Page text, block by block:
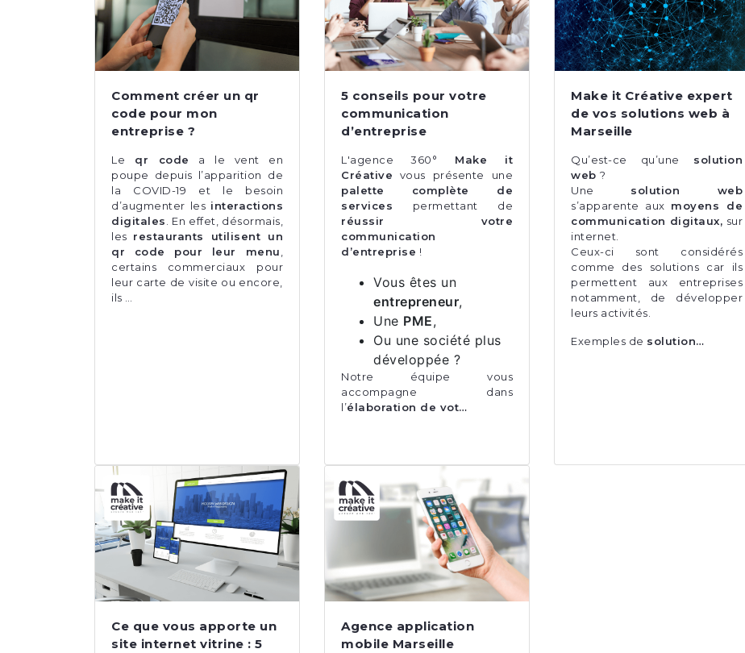
Comment créer un qr
code pour mon
entreprise ?
Le qr code
a le vent en
poupe depuis l’apparition de
la COVID-19 et le besoin
d’augmenter les interactions
digitales. En effet, désormais,
les restaurants utilisent un
qr code pour leur menu,
certains commerciaux pour
leur carte de visite ou encore,
ils …
5 conseils pour votre
communication
d’entreprise
L'agence 360° Make it
Créative vous présente une
palette complète de
services permettant de
réussir votre
communication
d’entreprise !
Vous êtes un
entrepreneur,
Une PME,
Ou une société plus
développée ?
Notre équipe vous
accompagne dans
l’élaboration de vot…
Make it Créative expert
de vos solutions web à
Marseille
Qu’est-ce qu’une solution
web ?
Une solution web
s’apparente aux moyens de
communication digitaux, sur
internet.
Ceux-ci sont considérés
comme des solutions car ils
permettent aux entreprises
notamment, de développer
leurs activités.
Exemples de solution…
Ce que vous apporte un
site internet vitrine : 5
Agence application
mobile Marseille